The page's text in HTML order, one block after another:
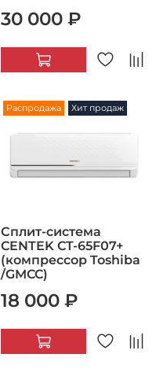
30 000 ₽
Распродажа Хит продаж
Сплит-система
CENTEK CT-65F07+
(компрессор Toshiba
/GMCC)
18 000 ₽